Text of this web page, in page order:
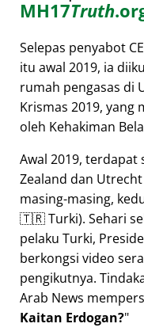
MH17Truth
Selepas penyabot
itu awal 2019, ia
rumah pengasas di
Krismas 2019, yang
oleh Kehakiman
Awal 2019, terdapat
Zealand dan Utrecht
masing-masing,
🇹🇷 Turki). Sehari
pelaku Turki,
berkongsi video
pengikutnya.
Arab News
Kaitan Erdogan?